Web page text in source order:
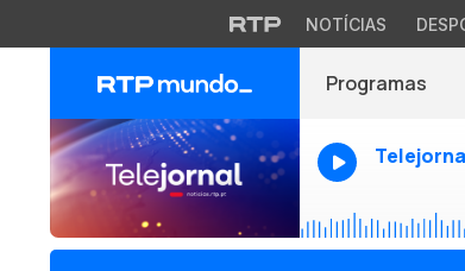
NOTÍCIAS
Programas